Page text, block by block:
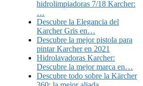
hidrolimpiadoras 7/18 Karcher:
…
Descubre la Elegancia del
Karcher Gris en…
Descubre la mejor pistola para
pintar Karcher en 2021
Hidrolavadoras Karcher:
Descubre la mejor marca en…
Descubre todo sobre la Kärcher